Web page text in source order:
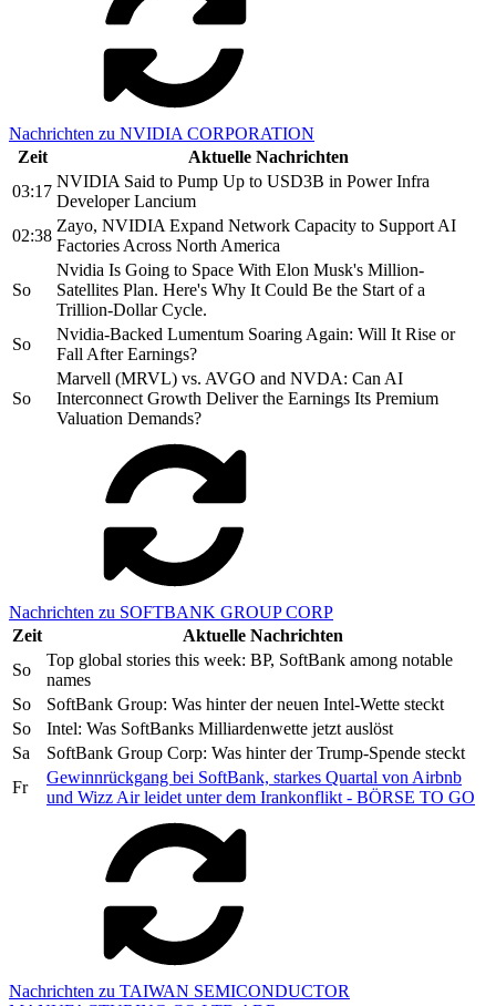
Nachrichten zu NVIDIA CORPORATION
Zeit
Aktuelle Nachrichten
03:17
NVIDIA Said to Pump Up to USD3B in Power Infra
Developer Lancium
02:38
Zayo, NVIDIA Expand Network Capacity to Support AI
Factories Across North America
So
Nvidia Is Going to Space With Elon Musk's Million-
Satellites Plan. Here's Why It Could Be the Start of a
Trillion-Dollar Cycle.
So
Nvidia-Backed Lumentum Soaring Again: Will It Rise or
Fall After Earnings?
So
Marvell (MRVL) vs. AVGO and NVDA: Can AI
Interconnect Growth Deliver the Earnings Its Premium
Valuation Demands?
Nachrichten zu SOFTBANK GROUP CORP
Zeit
Aktuelle Nachrichten
So
Top global stories this week: BP, SoftBank among notable
names
So
SoftBank Group: Was hinter der neuen Intel-Wette steckt
So
Intel: Was SoftBanks Milliardenwette jetzt auslöst
Sa
SoftBank Group Corp: Was hinter der Trump-Spende steckt
Fr
Gewinnrückgang bei SoftBank, starkes Quartal von Airbnb
und Wizz Air leidet unter dem Irankonflikt - BÖRSE TO GO
Nachrichten zu TAIWAN SEMICONDUCTOR